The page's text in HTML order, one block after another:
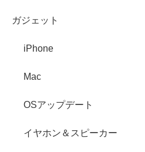
ガジェット
iPhone
Mac
OSアップデート
イヤホン＆スピーカー